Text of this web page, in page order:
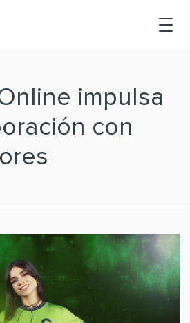
impulsa
con